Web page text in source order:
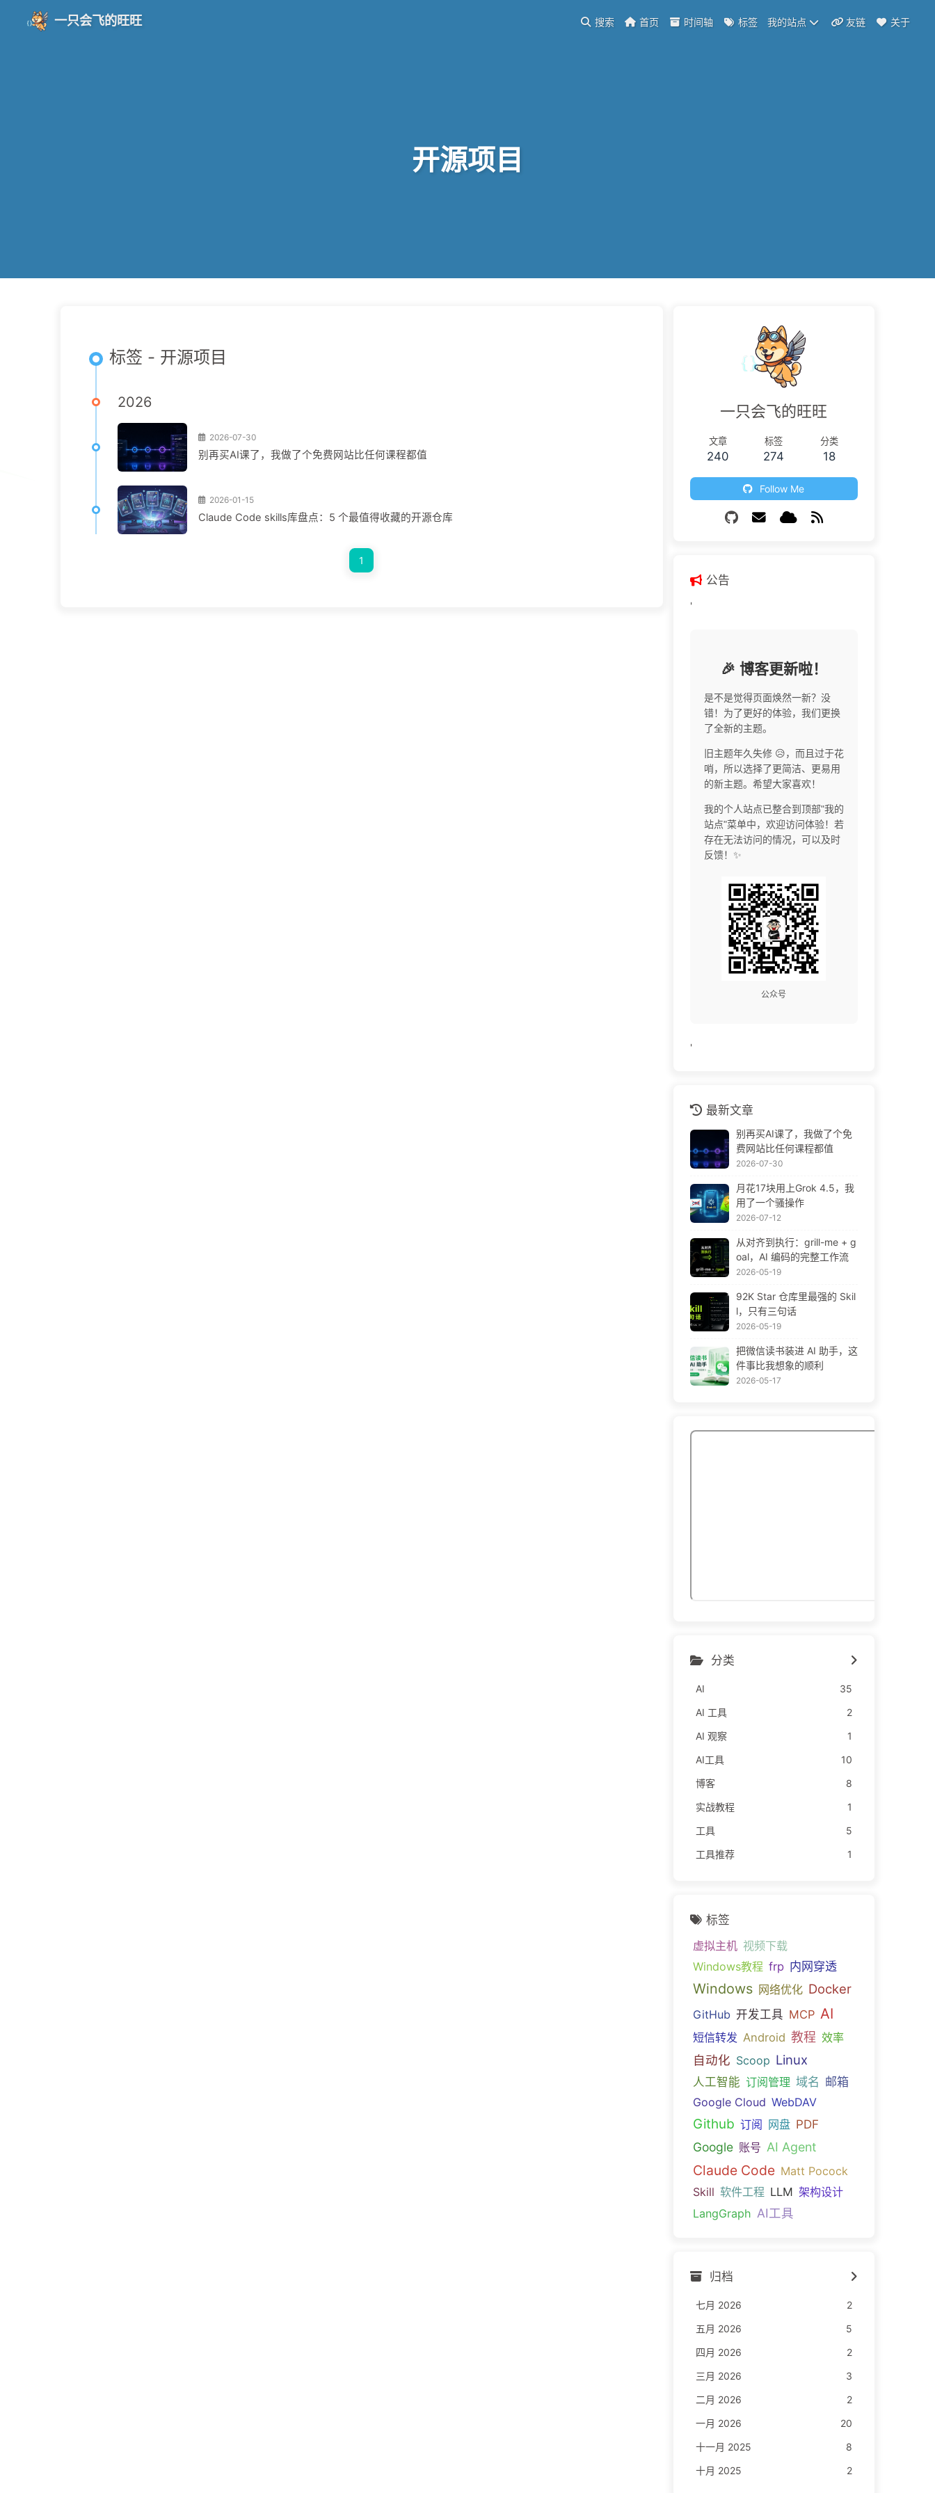
一只会飞的旺旺 搜索 首页 时间轴 标签 我的站点 友链 关于
开源项目
标签 - 开源项目
2026
2026-07-30
别再买AI课了，我做了个免费网站比任何课程都值
2026-01-15
Claude Code skills库盘点：5 个最值得收藏的开源仓库
1
一只会飞的旺旺
文章
240
标签
274
分类
18
Follow Me
公告
'
🎉 博客更新啦！
是不是觉得页面焕然一新？没
错！为了更好的体验，我们更换
了全新的主题。
旧主题年久失修 😥，而且过于花
哨，所以选择了更简洁、更易用
的新主题。希望大家喜欢！
我的个人站点已整合到顶部"我的
站点"菜单中，欢迎访问体验！若
存在无法访问的情况，可以及时
反馈！✨
公众号
'
最新文章
别再买AI课了，我做了个免
费网站比任何课程都值
2026-07-30
月花17块用上Grok 4.5，我
用了一个骚操作
2026-07-12
从对齐到执行：grill-me + g
oal，AI 编码的完整工作流
2026-05-19
92K Star 仓库里最强的 Skil
l，只有三句话
2026-05-19
把微信读书装进 AI 助手，这
件事比我想象的顺利
2026-05-17
分类
AI
35
AI 工具
2
AI 观察
1
AI工具
10
博客
8
实战教程
1
工具
5
工具推荐
1
标签
虚拟主机 视频下载
Windows教程 frp 内网穿透
Windows 网络优化 Docker
GitHub 开发工具 MCP AI
短信转发 Android 教程 效率
自动化 Scoop Linux
人工智能 订阅管理 域名 邮箱
Google Cloud WebDAV
Github 订阅 网盘 PDF
Google 账号 AI Agent
Claude Code Matt Pocock
Skill 软件工程 LLM 架构设计
LangGraph AI工具
归档
七月 2026
2
五月 2026
5
四月 2026
2
三月 2026
3
二月 2026
2
一月 2026
20
十一月 2025
8
十月 2025
2